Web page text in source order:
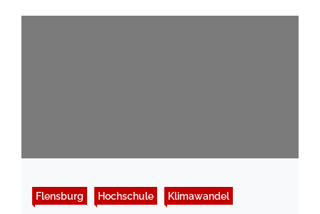
Flensburg Hochschule Klimawandel